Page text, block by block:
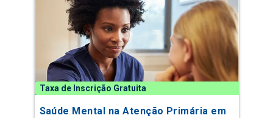
Taxa de Inscrição Gratuita
Saúde Mental na Atenção Primária em